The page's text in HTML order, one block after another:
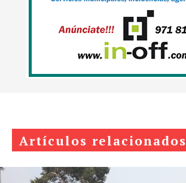
Artículos relacionados